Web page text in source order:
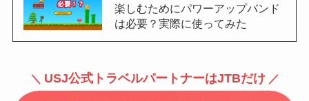
楽しむためにパワーアップバンド
は必要？実際に使ってみた
＼ USJ公式トラベルパートナーはJTBだけ／